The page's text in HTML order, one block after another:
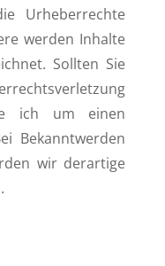
Urheberrechte
werden Inhalte
Sollten Sie
ich um einen
Bekanntwerden
wir derartige